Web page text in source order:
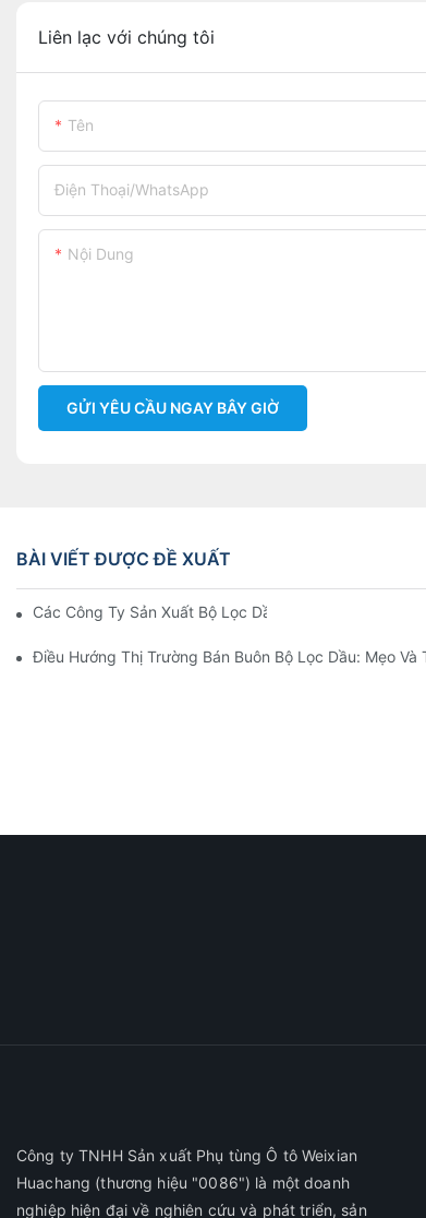
Liên lạc với chúng tôi
Tên
Điện Thoại/WhatsApp
Nội Dung
GỬI YÊU CẦU NGAY BÂY GIỜ
BÀI VIẾT ĐƯỢC ĐỀ XUẤT
Các Công Ty Sản Xuất Bộ Lọc Dầu Hàng Đầu: Tổng
Điều Hướng Thị Trường Bán Buôn Bộ Lọc Dầu: Mẹo Và
Công ty TNHH Sản xuất Phụ tùng Ô tô Weixian
Huachang (thương hiệu "0086") là một doanh
nghiệp hiện đại về nghiên cứu và phát triển, sản